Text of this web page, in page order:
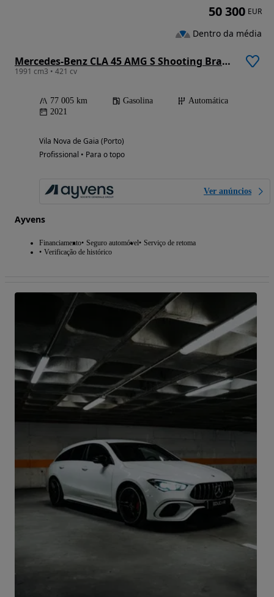
Mercedes-Benz CLA 45 AMG S Shooting Brake 4Matic+
1991 cm3 • 421 cv
77 005 km Gasolina
Automática
2021
Vila Nova de Gaia (Porto)
Profissional • Para o topo
Ver anúncios
Ayvens
Financiamento Seguro automóvel Serviço de retoma
Verificação de histórico
50 300 EUR
Dentro da média